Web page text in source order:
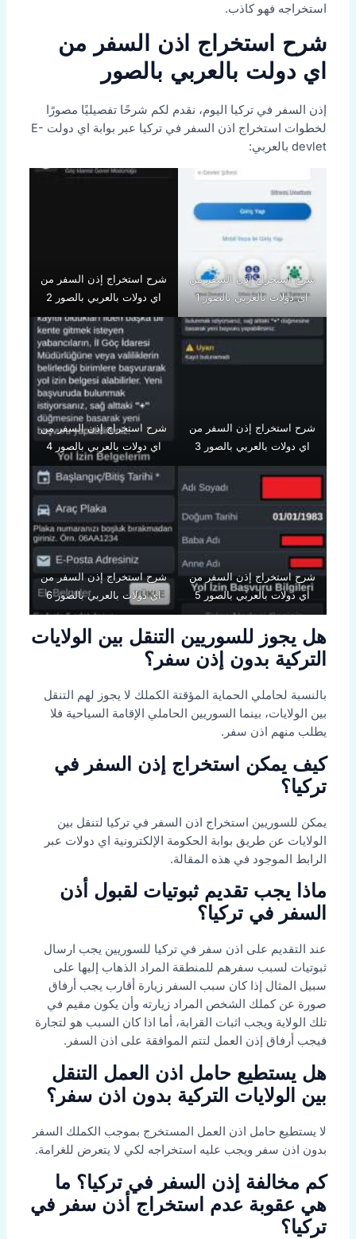
استخراجه فهو كاذب.
شرح استخراج اذن السفر من
اي دولت بالعربي بالصور
إذن السفر في تركيا اليوم، نقدم لكم شرحًا تفصيليًا مصورًا
لخطوات استخراج اذن السفر في تركيا عبر بوابة اي دولت E-
devlet بالعربي:
شرح استخراج إذن السفر من
اي دولات بالعربي بالصور 1
شرح استخراج إذن السفر من
اي دولات بالعربي بالصور 2
شرح استخراج إذن السفر من
اي دولات بالعربي بالصور 3
شرح استخراج إذن السفر من
اي دولات بالعربي بالصور 4
شرح استخراج إذن السفر من
اي دولات بالعربي بالصور 5
شرح استخراج إذن السفر من
اي دولات بالعربي بالصور 6
هل يجوز للسوريين التنقل بين الولايات
التركية بدون إذن سفر؟
بالنسبة لحاملي الحماية المؤقتة الكملك لا يجوز لهم التنقل
بين الولايات، بينما السوريين الحاملي الإقامة السياحية فلا
يطلب منهم اذن سفر.
كيف يمكن استخراج إذن السفر في
تركيا؟
يمكن للسوريين استخراج اذن السفر في تركيا لتنقل بين
الولايات عن طريق بوابة الحكومة الإلكترونية اي دولات عبر
الرابط الموجود في هذه المقالة.
ماذا يجب تقديم ثبوتيات لقبول أذن
السفر في تركيا؟
عند التقديم على اذن سفر في تركيا للسوريين يجب ارسال
ثبوتيات لسبب سفرهم للمنطقة المراد الذهاب إليها على
سبيل المثال إذا كان سبب السفر زيارة أقارب يجب أرفاق
صورة عن كملك الشخص المراد زيارته وأن يكون مقيم في
تلك الولاية ويجب اثبات القرابة، أما اذا كان السبب هو لتجارة
فيجب أرفاق إذن العمل لتتم الموافقة على اذن السفر.
هل يستطيع حامل اذن العمل التنقل
بين الولايات التركية بدون اذن سفر؟
لا يستطيع حامل اذن العمل المستخرج بموجب الكملك السفر
بدون اذن سفر ويجب عليه استخراجه لكي لا يتعرض للغرامة.
كم مخالفة إذن السفر في تركيا؟ ما
هي عقوبة عدم استخراج أذن سفر في
تركيا؟